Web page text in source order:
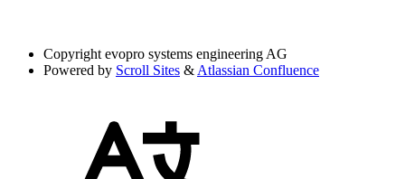
Copyright evopro systems engineering AG
Powered by Scroll Sites & Atlassian Confluence